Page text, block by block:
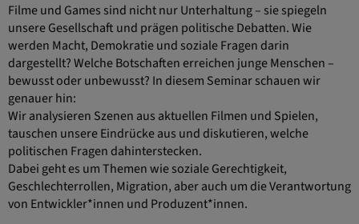
Filme und Games sind nicht nur Unterhaltung – sie spiegeln
unsere Gesellschaft und prägen politische Debatten. Wie
werden Macht, Demokratie und soziale Fragen darin
dargestellt? Welche Botschaften erreichen junge Menschen –
bewusst oder unbewusst? In diesem Seminar schauen wir
genauer hin:
Wir analysieren Szenen aus aktuellen Filmen und Spielen,
tauschen unsere Eindrücke aus und diskutieren, welche
politischen Fragen dahinterstecken.
Dabei geht es um Themen wie soziale Gerechtigkeit,
Geschlechterrollen, Migration, aber auch um die Verantwortung
von Entwickler*innen und Produzent*innen.